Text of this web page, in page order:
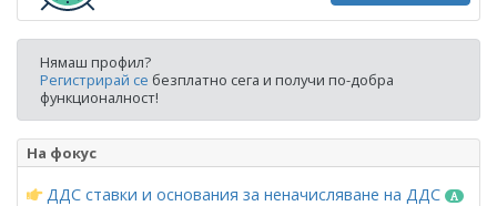
Нямаш профил?
Регистрирай се безплатно сега и получи по-добра
функционалност!
На фокус
ДДС ставки и основания за неначисляване на ДДС